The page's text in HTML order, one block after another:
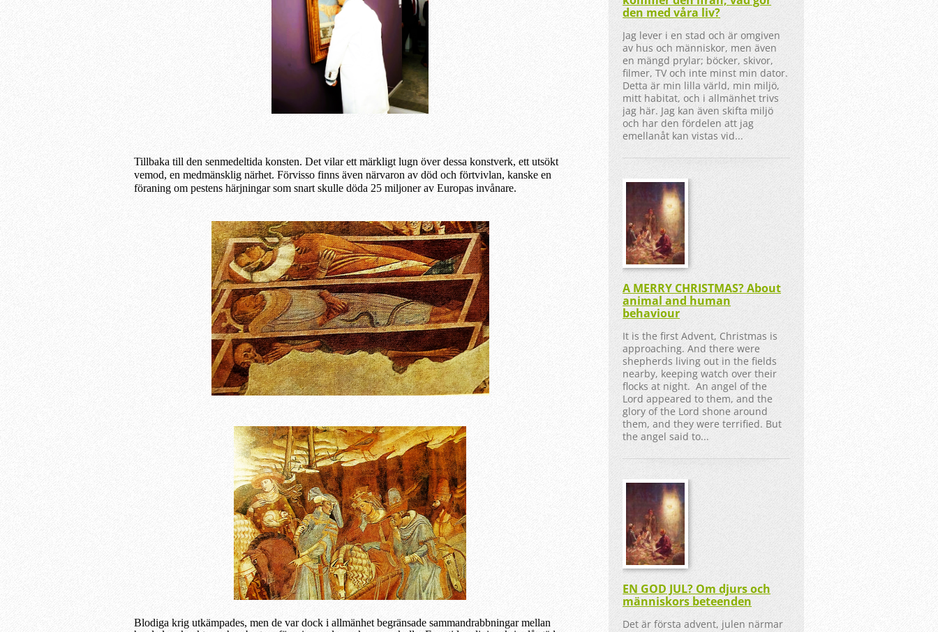
Tillbaka till den senmedeltida konsten. Det vilar ett märkligt lugn över dessa konstverk, ett utsökt
vemod, en medmänsklig närhet. Förvisso finns även närvaron av död och förtvivlan, kanske en
föraning om pestens härjningar som snart skulle döda 25 miljoner av Europas invånare.
Blodiga krig utkämpades, men de var dock i allmänhet begränsade sammandrabbningar mellan
den med våra liv?
Jag lever i en stad och är omgiven
av hus och människor, men även
en mängd prylar; böcker, skivor,
filmer, TV och inte minst min dator.
Detta är min lilla värld, min miljö,
mitt habitat, och i allmänhet trivs
jag här. Jag kan även skifta miljö
och har den fördelen att jag
emellanåt kan vistas vid...
A MERRY CHRISTMAS? About
animal and human
behaviour
It is the first Advent, Christmas is
approaching. And there were
shepherds living out in the fields
nearby, keeping watch over their
flocks at night. An angel of the
Lord appeared to them, and the
glory of the Lord shone around
them, and they were terrified. But
the angel said to...
EN GOD JUL? Om djurs och
människors beteenden
Det är första advent, julen närmar